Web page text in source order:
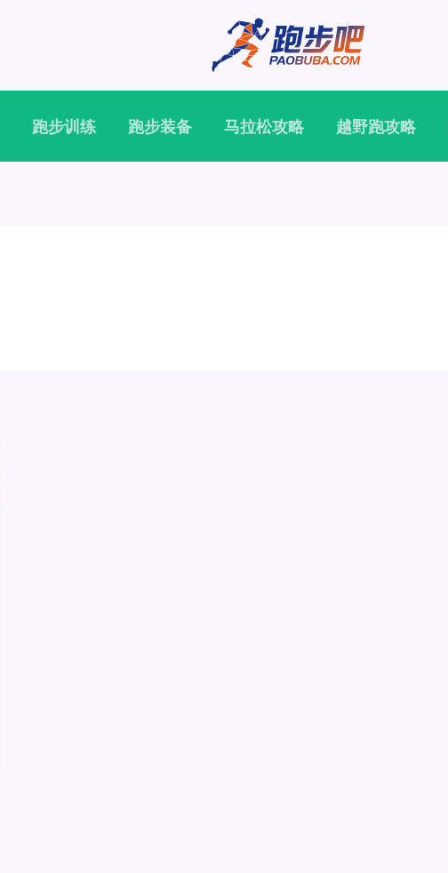
跑步训练 跑步装备 马拉松攻略 越野跑攻略